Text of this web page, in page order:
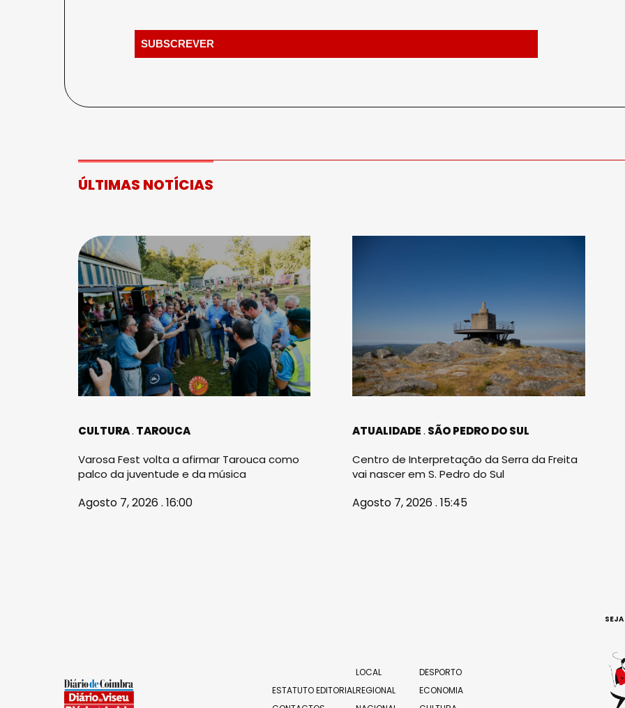
ÚLTIMAS NOTÍCIAS
CULTURA TAROUCA
Varosa Fest volta a afirmar Tarouca como
palco da juventude e da música
Agosto 7, 2026 . 16:00
ATUALIDADE SÃO PEDRO DO SUL
Centro de Interpretação da Serra da Freita
vai nascer em S. Pedro do Sul
Agosto 7, 2026 . 15:45
ESTATUTO EDITORIAL
LOCAL
REGIONAL
DESPORTO
ECONOMIA